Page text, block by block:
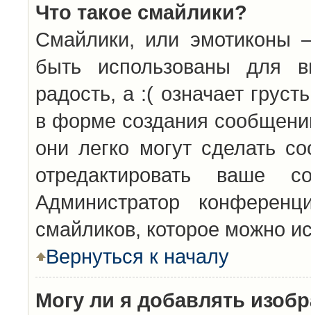
Что такое смайлики?
Смайлики, или эмотиконы
быть использованы для
радость, а :( означает
в форме создания
они легко могут сделать
отредактировать ваше
Администратор
смайликов, которое можно
Вернуться к началу
Могу ли я добавлять